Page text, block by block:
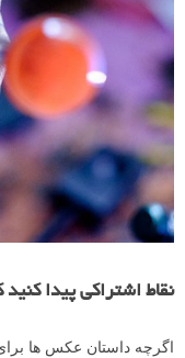
نقاط اشتراکی پیدا
اگرچه داستان عکس ها برای